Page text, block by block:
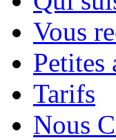
Vous
Petites
Tarifs
Nous